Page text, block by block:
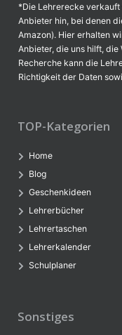
*Die Lehrerecke
Anbieter hin, bei denen
Amazon). Hier erhalten
Anbieter, die uns hilft,
Recherche kann die
Richtigkeit der Daten
TOP-Kategorien
Home
Blog
Geschenkideen
Lehrerbücher
Lehrertaschen
Lehrerkalender
Schulplaner
Sonstiges